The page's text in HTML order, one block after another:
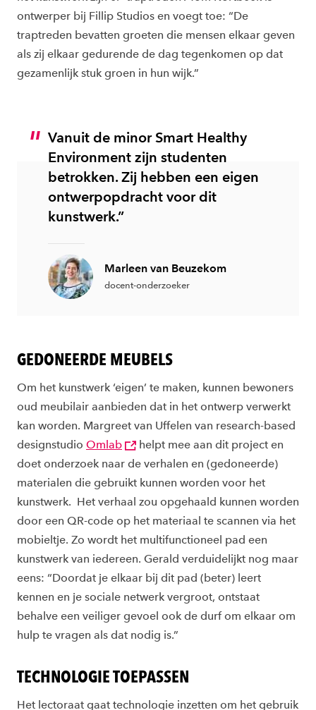
ontwerper bij Fillip Studios en voegt toe: “De
traptreden bevatten groeten die mensen elkaar geven
als zij elkaar gedurende de dag tegenkomen op dat
gezamenlijk stuk groen in hun wijk.”
Vanuit de minor Smart Healthy
Environment zijn studenten
betrokken. Zij hebben een eigen
ontwerpopdracht voor dit
kunstwerk.”
Marleen van Beuzekom
docent-onderzoeker
GEDONEERDE MEUBELS
Om het kunstwerk ‘eigen’ te maken, kunnen bewoners
oud meubilair aanbieden dat in het ontwerp verwerkt
kan worden. Margreet van Uffelen van research-based
designstudio Omlab
helpt mee aan dit project en
doet onderzoek naar de verhalen en (gedoneerde)
materialen die gebruikt kunnen worden voor het
kunstwerk. Het verhaal zou opgehaald kunnen worden
door een QR-code op het materiaal te scannen via het
mobieltje. Zo wordt het multifunctioneel pad een
kunstwerk van iedereen. Gerald verduidelijkt nog maar
eens: “Doordat je elkaar bij dit pad (beter) leert
kennen en je sociale netwerk vergroot, ontstaat
behalve een veiliger gevoel ook de durf om elkaar om
hulp te vragen als dat nodig is.”
TECHNOLOGIE TOEPASSEN
Het lectoraat gaat technologie inzetten om het gebruik